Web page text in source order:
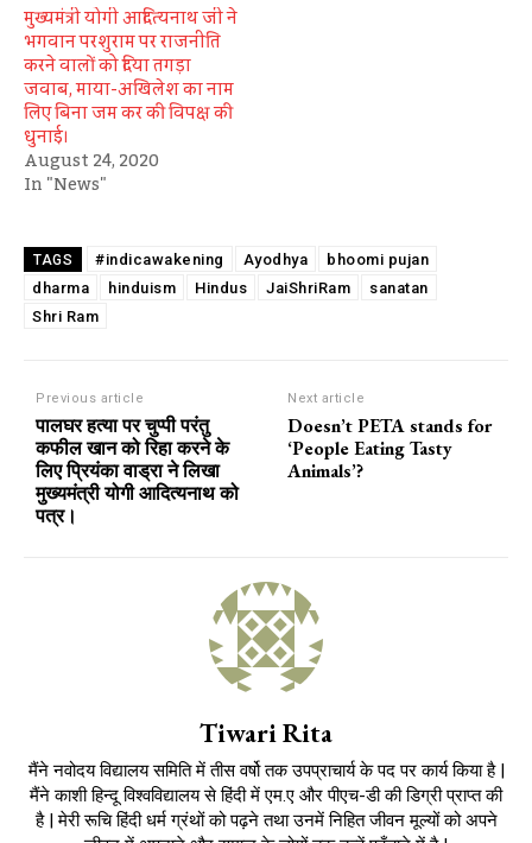
मुख्यमंत्री योगी आदित्यनाथ जी ने
भगवान परशुराम पर राजनीति
करने वालों को दिया तगड़ा
जवाब, माया-अखिलेश का नाम
लिए बिना जम कर की विपक्ष की
धुनाई।
August 24, 2020
In "News"
TAGS #indicawakening Ayodhya
bhoomi pujan
dharma
hinduism Hindus JaiShriRam
sanatan
Shri Ram
Previous article
पालघर हत्या पर चुप्पी परंतु
कफील खान को रिहा करने के
लिए प्रियंका वाड्रा ने लिखा
मुख्यमंत्री योगी आदित्यनाथ को
पत्र।
Next article
Doesn’t PETA stands for
‘People Eating Tasty
Animals’?
Tiwari Rita
मैंने नवोदय विद्यालय समिति में तीस वर्षो तक उपप्राचार्य के पद पर कार्य किया है |
मैंने काशी हिन्दू विश्वविद्यालय से हिंदी में एम.ए और पीएच-डी की डिग्री प्राप्त की
है | मेरी रूचि हिंदी धर्म ग्रंथों को पढ़ने तथा उनमें निहित जीवन मूल्यों को अपने